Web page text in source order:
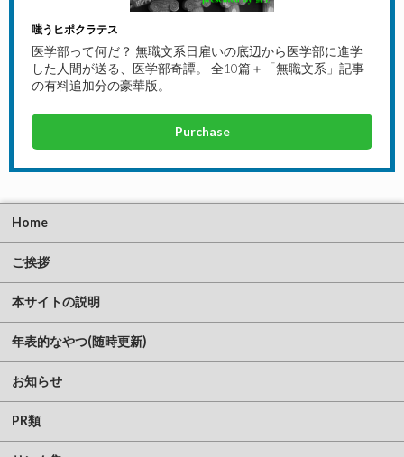
嗤うヒポクラテス
医学部って何だ？ 無職文系日雇いの底辺から医学部に進学
した人間が送る、医学部奇譚。 全10篇＋「無職文系」記事
の有料追加分の豪華版。
Purchase
Home
ご挨拶
本サイトの説明
年表的なやつ(随時更新)
お知らせ
PR類